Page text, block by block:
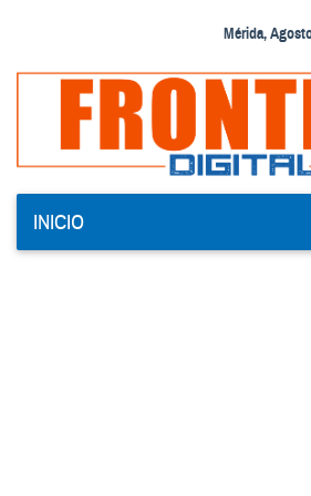
Mérida,
INICIO